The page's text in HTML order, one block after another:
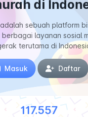
di
sebuah platform
layanan sosial
terutama di
Masuk Daftar
117.557